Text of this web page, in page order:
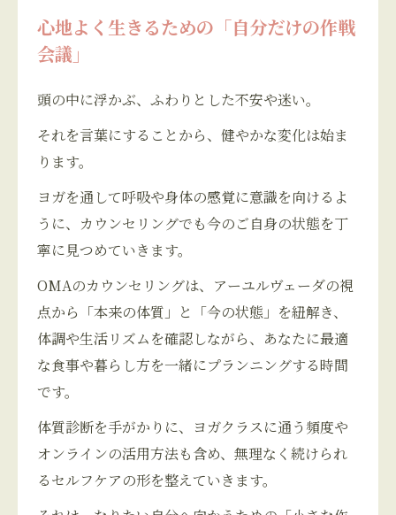
心地よく生きるための「自分だけの作戦
会議」
頭の中に浮かぶ、ふわりとした不安や迷い。
それを言葉にすることから、健やかな変化は始ま
ります。
ヨガを通して呼吸や身体の感覚に意識を向けるよ
うに、カウンセリングでも今のご自身の状態を丁
寧に見つめていきます。
OMAのカウンセリングは、アーユルヴェーダの視
点から「本来の体質」と「今の状態」を紐解き、
体調や生活リズムを確認しながら、あなたに最適
な食事や暮らし方を一緒にプランニングする時間
です。
体質診断を手がかりに、ヨガクラスに通う頻度や
オンラインの活用方法も含め、無理なく続けられ
るセルフケアの形を整えていきます。